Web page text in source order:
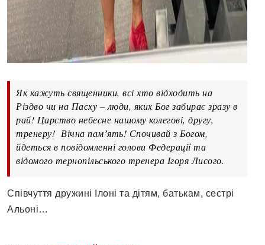
Як кажуть священники, всі хто відходить на
Різдво чи на Пасху – люди, яких Бог забирає зразу в
рай! Царство небесне нашому колегові, другу,
тренеру! Вічна памʼять! Спочивай з Богом,
йдеться в повідомленні голови Федерації та
відомого тернопільського тренера Ігоря Лисого.
Співчуття дружині Ілоні та дітям, батькам, сестрі
Альоні…